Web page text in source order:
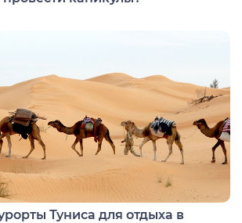
Туниса для отдыха в